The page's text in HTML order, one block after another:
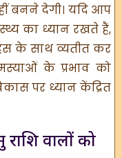
बनने देगी। यदि आप
का ध्यान रखते हैं,
के साथ व्यतीत कर
के प्रभाव को
पर ध्यान केंद्रित
वालों को